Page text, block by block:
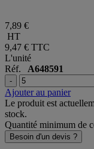
7,89 €
HT
9,47 €
L'unité
Réf.A648591
-
Ajouter au panier
Le produit est
stock.
Quantité minimum de